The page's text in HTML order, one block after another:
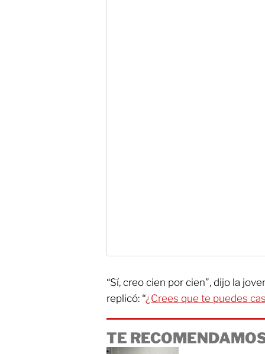
“Sí, creo cien por cien”, dijo la
replicó: “¿Crees que te puedes
TE